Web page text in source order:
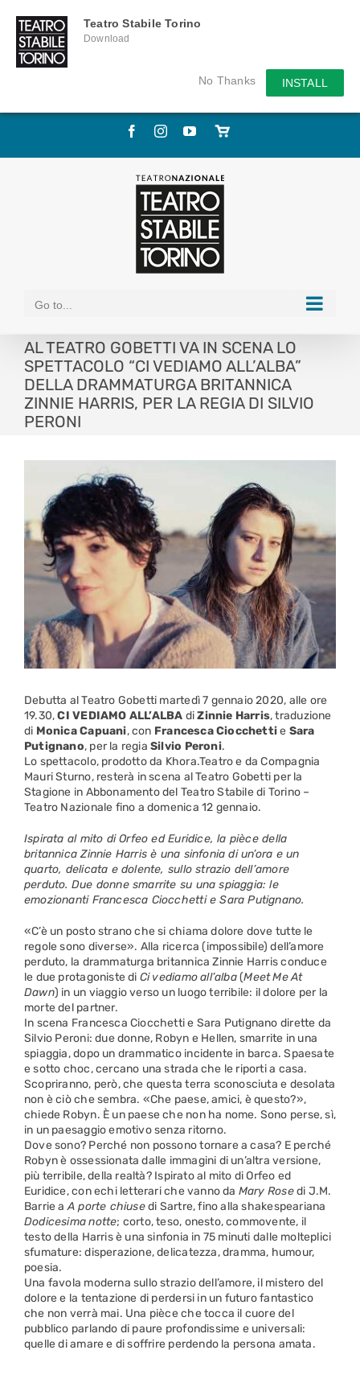
Teatro Stabile Torino
Download
No Thanks INSTALL
Skip
FacebookInstagramYouTube
Store
Go to...
AL TEATRO GOBETTI VA IN SCENA LO
SPETTACOLO “CI VEDIAMO ALL’ALBA”
DELLA DRAMMATURGA BRITANNICA
ZINNIE HARRIS, PER LA REGIA DI SILVIO
PERONI
Debutta al Teatro Gobetti martedì 7 gennaio 2020, alle ore
19.30,CI VEDIAMO ALL’ALBA diZinnie Harris, traduzione
di MonicaCapuani, con FrancescaCiocchettie Sara
Putignano, per la regiaSilvio Peroni.
Lo spettacolo, prodotto da Khora.Teatro e da Compagnia
Mauri Sturno, resterà in scena al Teatro Gobetti per la
Stagione in Abbonamento del Teatro Stabile di Torino –
Teatro Nazionale fino a domenica 12 gennaio.
Ispirata al mito di Orfeo ed Euridice, la pièce della
britannica Zinnie Harris è una sinfonia di un’ora e un
quarto, delicata e dolente, sullo strazio dell’amore
perduto. Due donne smarrite su una spiaggia: le
emozionanti Francesca Ciocchetti e Sara Putignano.
«C’è un posto strano che si chiama dolore dove tutte le
regole sono diverse». Alla ricerca (impossibile) dell’amore
perduto, la drammaturga britannica Zinnie Harris conduce
le due protagoniste di Ci vediamoall’alba(MeetMeAt
Dawn) in un viaggio verso un luogo terribile: il dolore per la
morte del partner.
In scena Francesca Ciocchetti e Sara Putignano dirette da
Silvio Peroni: due donne, Robyn e Hellen, smarrite in una
spiaggia, dopo un drammatico incidente in barca. Spaesate
e sotto choc, cercano una strada che le riporti a casa.
Scopriranno, però, che questa terra sconosciuta e desolata
non è ciò che sembra. «Che paese, amici, è questo?»,
chiede Robyn. È un paese che non ha nome. Sono perse, sì,
in un paesaggio emotivo senza ritorno.
Dove sono? Perché non possono tornare a casa? E perché
Robyn è ossessionata dalle immagini di un’altra versione,
più terribile, della realtà? Ispirato al mito di Orfeo ed
Euridice, con echi letterari che vanno da Mary Rosedi J.M.
Barrie aA porte chiusedi Sartre, fino alla shakespeariana
Dodicesimanotte; corto, teso, onesto, commovente, il
testo della Harris è una sinfonia in 75 minuti dalle molteplici
sfumature: disperazione, delicatezza, dramma, humour,
poesia.
Una favola moderna sullo strazio dell’amore, il mistero del
dolore e la tentazione di perdersi in un futuro fantastico
che non verrà mai. Una pièce che tocca il cuore del
pubblico parlando di paure profondissime e universali:
quelle di amare e di soffrire perdendo la persona amata.